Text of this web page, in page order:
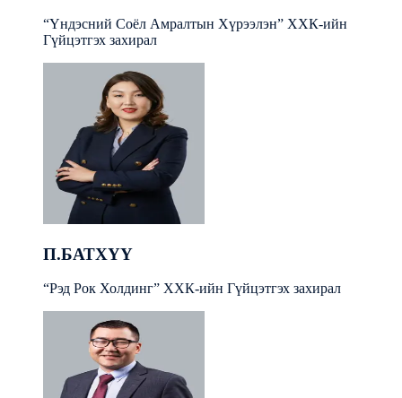
“Үндэсний Соёл Амралтын Хүрээлэн” ХХК-ийн
Гүйцэтгэх захирал
П.БАТХҮҮ
“Рэд Рок Холдинг” ХХК-ийн Гүйцэтгэх захирал